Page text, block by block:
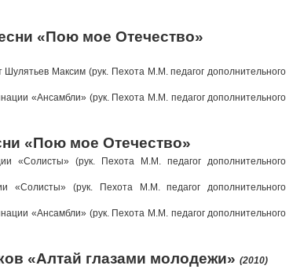
«Пою мое Отечество»
Шулятьев Максим (рук. Пехота М.М. педагог дополнительного
«Ансамбли» (рук. Пехота М.М. педагог дополнительного
«Пою мое Отечество»
«Солисты» (рук. Пехота М.М. педагог дополнительного
«Солисты» (рук. Пехота М.М. педагог дополнительного
«Ансамбли» (рук. Пехота М.М. педагог дополнительного
«Алтай глазами молодежи» (2010)